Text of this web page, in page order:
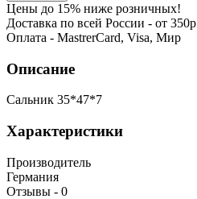
Цены до 15% ниже розничных!
Доставка по всей России - от 350р
Оплата - MastrerCard, Visa, Мир
Описание
Сальник 35*47*7
Характеристики
Производитель
Германия
Отзывы - 0